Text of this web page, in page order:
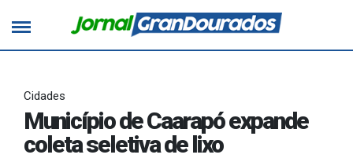
Cidades
Município de Caarapó expande
coleta seletiva de lixo